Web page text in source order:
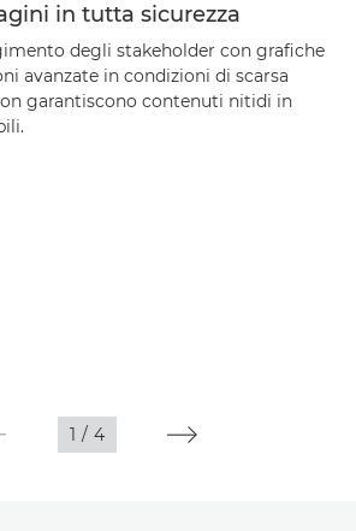
in tutta sicurezza
degli stakeholder con grafiche
avanzate in condizioni di scarsa
garantiscono contenuti nitidi in
1 / 4